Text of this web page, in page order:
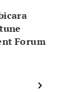
Forum